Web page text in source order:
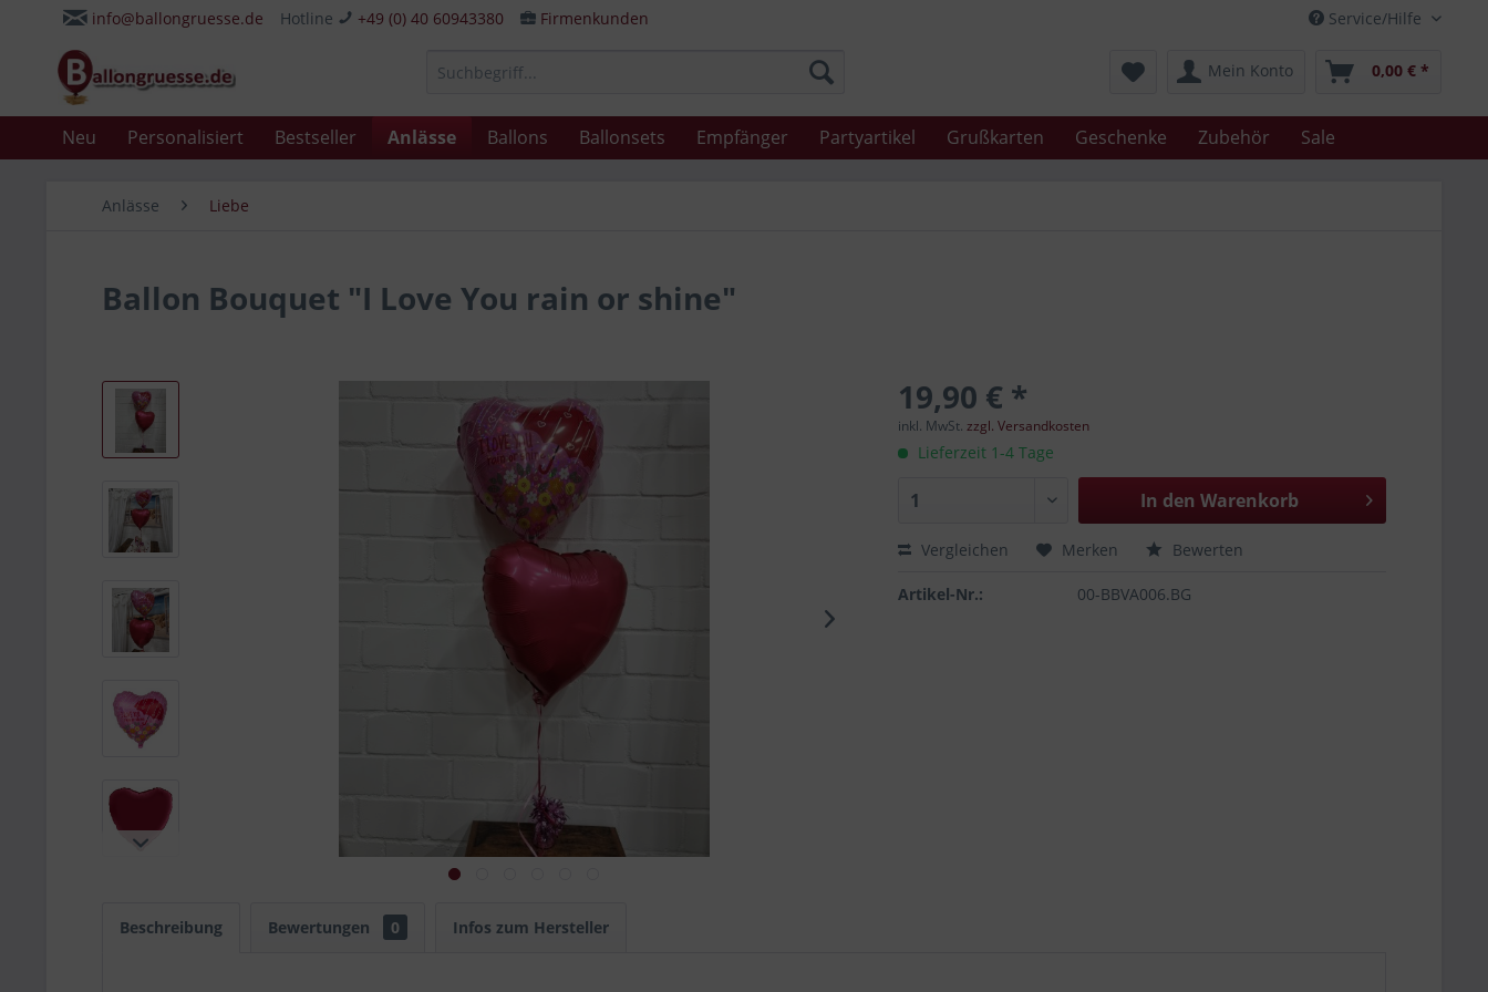
Service/Hilfe
info@ballongruesse.de Hotline +49 (0) 40 60943380 Firmenkunden
Mein Konto 0,00 € *
Neu Personalisiert Bestseller Anlässe Ballons Ballonsets Empfänger Partyartikel Grußkarten Geschenke Zubehör Sale
Anlässe Liebe
Ballon Bouquet "I Love You rain or shine"
19,90 € *
inkl. MwSt.zzgl. Versandkosten
Lieferzeit 1-4 Tage
In den Warenkorb
Vergleichen Merken Bewerten
Artikel-Nr.: 00-BBVA006.BG
Beschreibung Bewertungen 0 Infos zum Hersteller